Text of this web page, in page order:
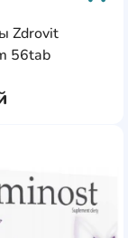
Zdrovit
56tab